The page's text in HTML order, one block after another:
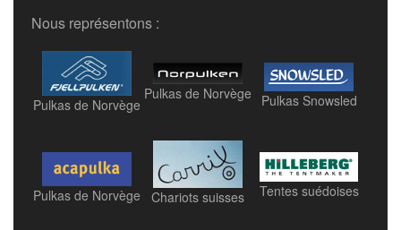
Nous représentons :
Pulkas de Norvège
Pulkas de Norvège Pulkas Snowsled
Pulkas de Norvège Chariots suisses Tentes suédoises